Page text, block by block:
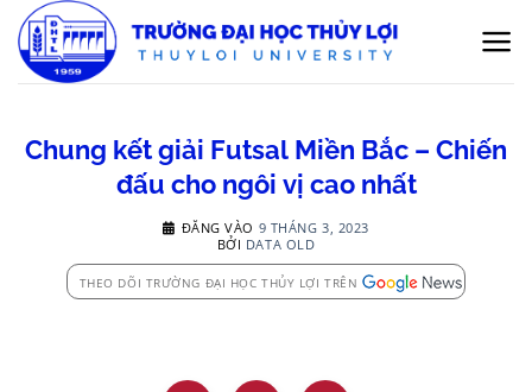
qua
nội
Chung kết giải Futsal Miền Bắc – Chiến
đấu cho ngôi vị cao nhất
ĐĂNG VÀO 9 THÁNG 3, 2023
BỞI DATA OLD
THEO DÕI TRƯỜNG ĐẠI HỌC THỦY LỢI TRÊN